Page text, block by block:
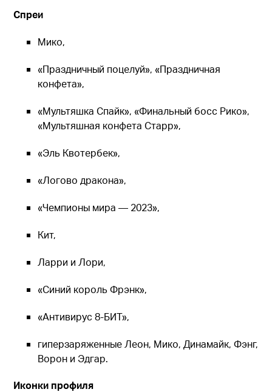
Спреи
Мико,
«Праздничный поцелуй», «Праздничная
конфета»,
«Мультяшка Спайк», «Финальный босс Рико»,
«Мультяшная конфета Старр»,
«Эль Квотербек»,
«Логово дракона»,
«Чемпионы мира — 2023»,
Кит,
Ларри и Лори,
«Синий король Фрэнк»,
«Антивирус 8-БИТ»,
гиперзаряженные Леон, Мико, Динамайк, Фэнг,
Ворон и Эдгар.
Иконки профиля